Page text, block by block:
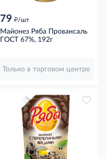
79 д/шт
Майонез Ряба Провансаль
ГОСТ 67%, 192г
Только в торговом центре